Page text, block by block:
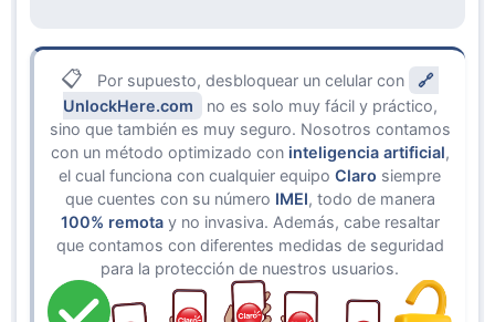
Por supuesto, desbloquear un celular con
UnlockHere.com
no es solo muy fácil y práctico,
sino que también es muy seguro. Nosotros contamos
con un método optimizado con inteligencia artificial,
el cual funciona con cualquier equipo Claro siempre
que cuentes con su número IMEI, todo de manera
100% remotay no invasiva. Además, cabe resaltar
que contamos con diferentes medidas de seguridad
para la protección de nuestros usuarios.